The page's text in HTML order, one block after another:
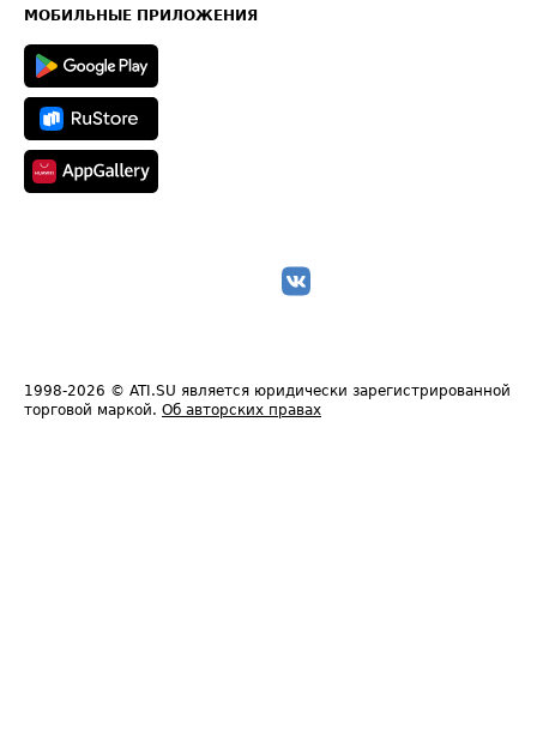
Техническая информация
МОБИЛЬНЫЕ ПРИЛОЖЕНИЯ
1998-2026 © ATI.SU является юридически зарегистрированной
торговой маркой. Об авторских правах